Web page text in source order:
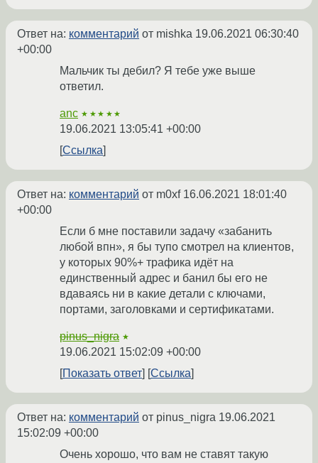
Ответ на: комментарий от mishka 19.06.2021 06:30:40
+00:00
Мальчик ты дебил? Я тебе уже выше
ответил.
anc ★★★★★
19.06.2021 13:05:41 +00:00
Ссылка
Ответ на: комментарий от m0xf 16.06.2021 18:01:40
+00:00
Если б мне поставили задачу «забанить
любой впн», я бы тупо смотрел на клиентов,
у которых 90%+ трафика идёт на
единственный адрес и банил бы его не
вдаваясь ни в какие детали с ключами,
портами, заголовками и сертификатами.
pinus_nigra ★
19.06.2021 15:02:09 +00:00
Показать ответ
Ссылка
Ответ на: комментарий от pinus_nigra 19.06.2021
15:02:09 +00:00
Очень хорошо, что вам не ставят такую